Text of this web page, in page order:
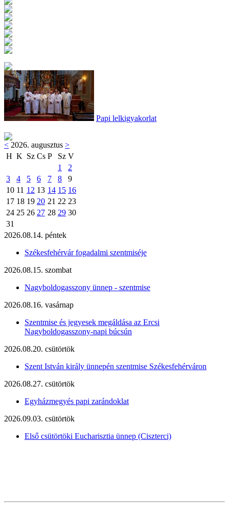
Papi lelkigyakorlat
< 2026. augusztus >
H K Sz Cs P Sz V
1
2
3
4 5 6 7 8
9
10 11 12 13 14 15 16
17 18 19 20 21 22 23
24 25 26 27 28 29 30
31
2026.08.14. péntek
Székesfehérvár fogadalmi szentmiséje
2026.08.15. szombat
Nagyboldogasszony ünnep - szentmise
2026.08.16. vasárnap
Szentmise és jegyesek megáldása az Ercsi
Nagyboldogasszony-napi búcsún
2026.08.20. csütörtök
Szent István király ünnepén szentmise Székesfehérváron
2026.08.27. csütörtök
Egyházmegyés papi zarándoklat
2026.09.03. csütörtök
Első csütörtöki Eucharisztia ünnep (Ciszterci)